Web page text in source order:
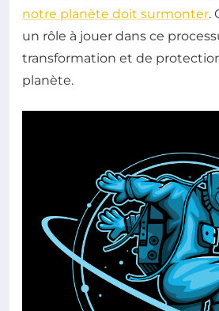
notre planète doit surmonter.
un rôle à jouer dans ce
transformation et de
planète.